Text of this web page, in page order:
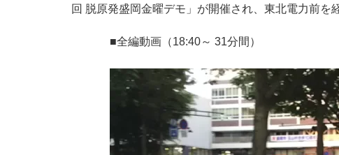
回 脱原発盛岡金曜デモ」が開催され、東北電力前を
■全編動画（18:40～ 31分間）